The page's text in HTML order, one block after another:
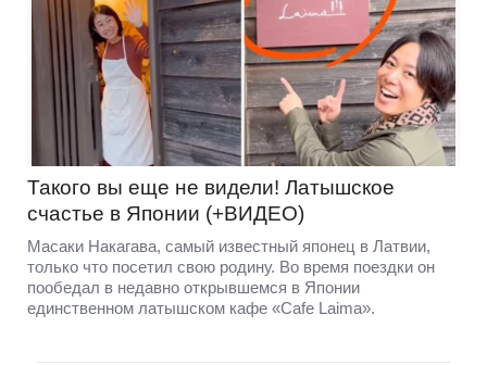
Такого вы еще не видели! Латышское
счастье в Японии (+ВИДЕО)
Масаки Накагава, самый известный японец в Латвии,
только что посетил свою родину. Во время поездки он
пообедал в недавно открывшемся в Японии
единственном латышском кафе «Cafe Laima».